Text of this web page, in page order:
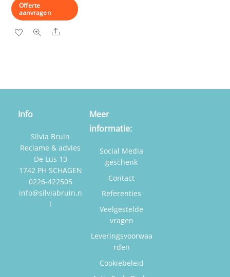
Offerte
aanvragen
Share
Info
Silvia Bruin
Reclame & advies
De Lus 13
1742 PH SCHAGEN
0226-422505
info@silviabruin.n
l
Meer
informatie:
Social Media
geschenk
Contact
Referenties
Veelgestelde
vragen
Leveringsvoorwaa
rden
Cookiebeleid